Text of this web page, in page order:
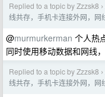
Replied to a topic by Zzzsk8 ›
线共存，手机卡连接外网，网
@murmurkerman 个人热
同时使用移动数据和网线
Replied to a topic by Zzzsk8 ›
线共存，手机卡连接外网，网